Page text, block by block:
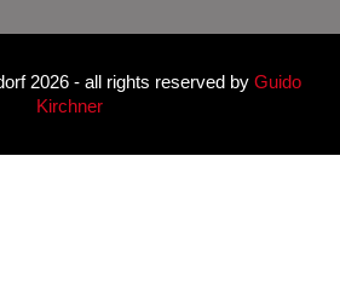
2026 - all rights reserved by Guido
Kirchner